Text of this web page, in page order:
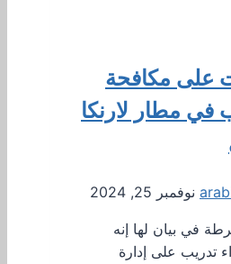
على مكافحة
في مطار لارنكا
نوفمبر 25, 2024
في بيان لها إنه
تدريب على إدارة